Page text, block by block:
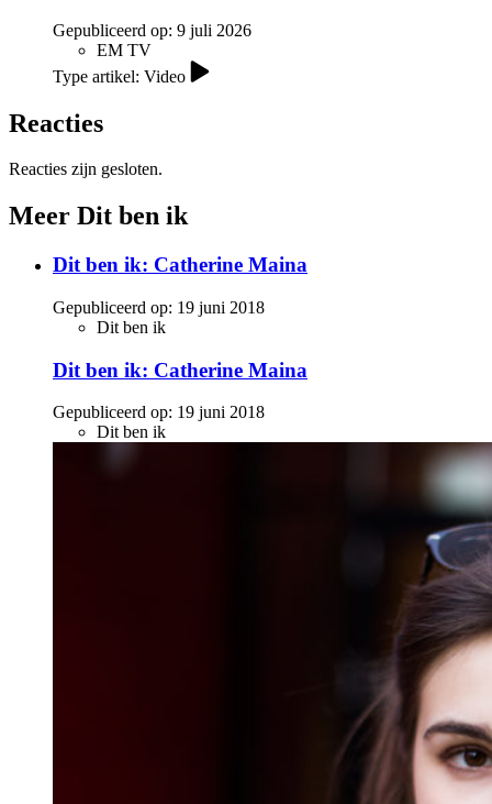
Gepubliceerd op: 9 juli 2026
EM TV
Type artikel: Video
Reacties
Reacties zijn gesloten.
Meer Dit ben ik
Dit ben ik: Catherine Maina
Gepubliceerd op: 19 juni 2018
Dit ben ik
Dit ben ik: Catherine Maina
Gepubliceerd op: 19 juni 2018
Dit ben ik